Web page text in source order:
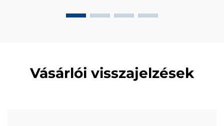
Vásárlói visszajelzések